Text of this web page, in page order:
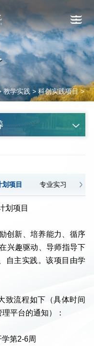
教学实践 >科创实践项目>
项目 专业实习
划项目
创新、培养能力、循序
兴趣驱动、导师指导下
自主实践。该项目由学
致流程如下（具体时间
平台的通知）：
第2-6周